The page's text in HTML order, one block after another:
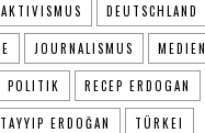
AKTIVISMUS DEUTSCHLAND
JOURNALISMUS MEDIEN
POLITIK RECEP ERDOGAN
ERDOĞAN TÜRKEI